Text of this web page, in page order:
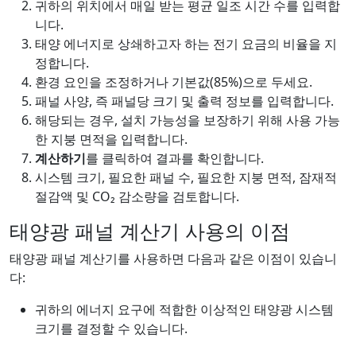
귀하의 위치에서 매일 받는 평균 일조 시간 수를 입력합
니다.
태양 에너지로 상쇄하고자 하는 전기 요금의 비율을 지
정합니다.
환경 요인을 조정하거나 기본값(85%)으로 두세요.
패널 사양, 즉 패널당 크기 및 출력 정보를 입력합니다.
해당되는 경우, 설치 가능성을 보장하기 위해 사용 가능
한 지붕 면적을 입력합니다.
계산하기를 클릭하여 결과를 확인합니다.
시스템 크기, 필요한 패널 수, 필요한 지붕 면적, 잠재적
절감액 및 CO₂ 감소량을 검토합니다.
태양광 패널 계산기 사용의 이점
태양광 패널 계산기를 사용하면 다음과 같은 이점이 있습니
다:
귀하의 에너지 요구에 적합한 이상적인 태양광 시스템
크기를 결정할 수 있습니다.